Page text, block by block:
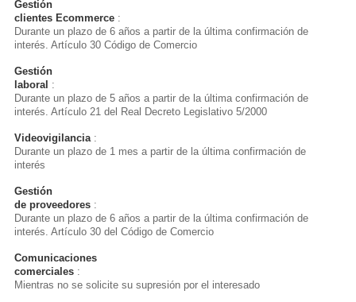
Gestión
clientes Ecommerce :
Durante un plazo de 6 años a partir de la última confirmación de
interés. Artículo 30 Código de Comercio
Gestión
laboral :
Durante un plazo de 5 años a partir de la última confirmación de
interés. Artículo 21 del Real Decreto Legislativo 5/2000
Videovigilancia:
Durante un plazo de 1 mes a partir de la última confirmación de
interés
Gestión
de proveedores :
Durante un plazo de 6 años a partir de la última confirmación de
interés. Artículo 30 del Código de Comercio
Comunicaciones
comerciales :
Mientras no se solicite su supresión por el interesado